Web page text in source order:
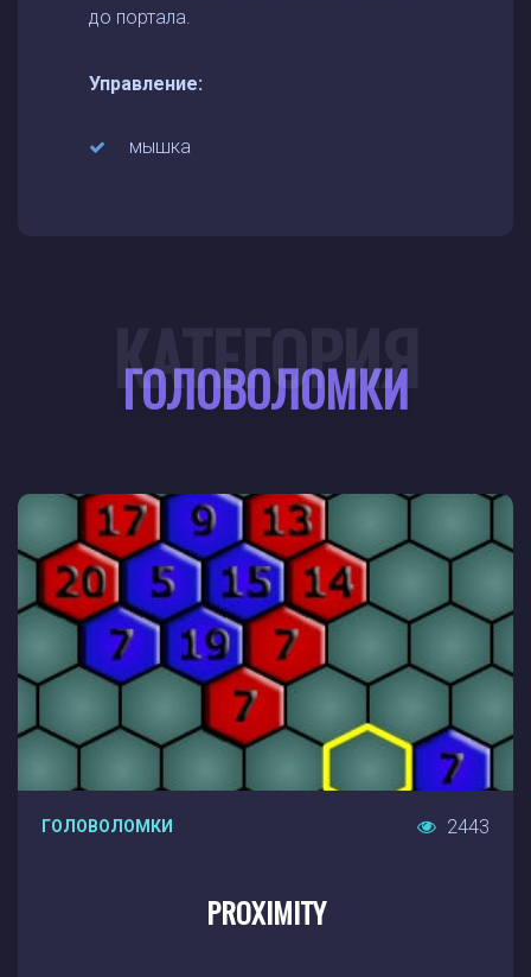
до портала.
Управление:
мышка
ГОЛОВОЛОМКИ
КАТЕГОРИЯ
ГОЛОВОЛОМКИ 2443
PROXIMITY